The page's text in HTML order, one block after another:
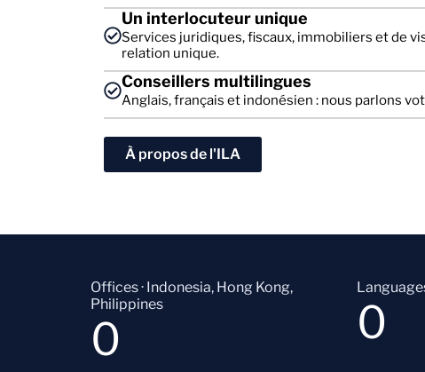
Un interlocuteur unique
Services juridiques, fiscaux, immobiliers et de
relation unique.
Conseillers multilingues
Anglais, français et indonésien : nous parlons
À propos de l'ILA
Offices · Indonesia, Hong Kong,
Philippines
0 0